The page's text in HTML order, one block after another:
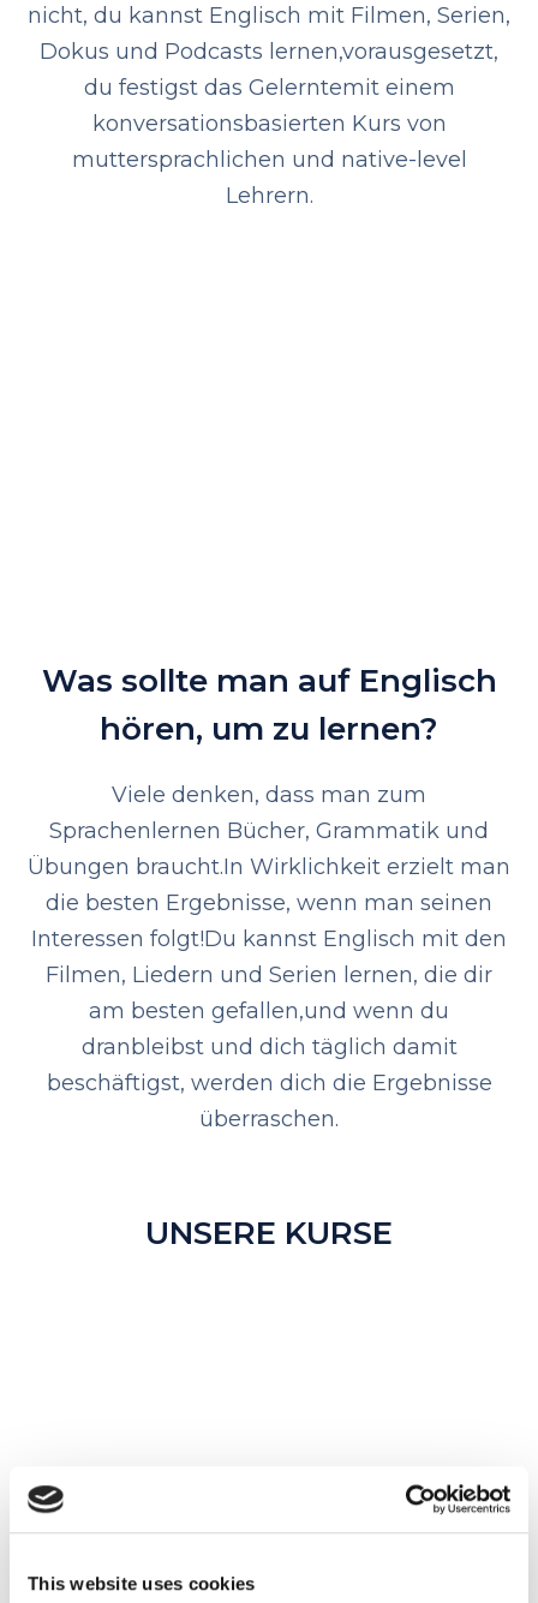
This website uses cookies
nicht, du kannst Englisch mit Filmen, Serien,
Dokus und Podcasts lernen,vorausgesetzt,
du festigst das Gelerntemit einem
konversationsbasierten Kurs von
muttersprachlichen und native-level
Lehrern.
Was sollte man auf Englisch
hören, um zu lernen?
Viele denken, dass man zum
Sprachenlernen Bücher, Grammatik und
Übungen braucht.In Wirklichkeit erzielt man
die besten Ergebnisse, wenn man seinen
Interessen folgt!Du kannst Englisch mit den
Filmen, Liedern und Serien lernen, die dir
am besten gefallen,und wenn du
dranbleibst und dich täglich damit
beschäftigst, werden dich die Ergebnisse
überraschen.
UNSERE KURSE